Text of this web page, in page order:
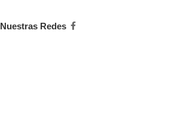
Nuestras Redes